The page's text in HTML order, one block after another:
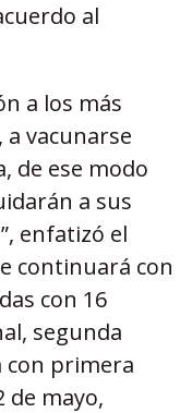
al
a los más
a vacunarse
de ese modo
a sus
enfatizó el
continuará con
con 16
segunda
con primera
de mayo,